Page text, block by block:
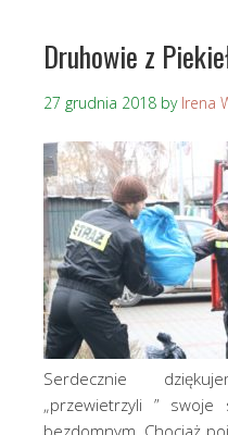
Druhowie z
27 grudnia 2018 by Irena
Serdecznie
„przewietrzyli ”
bezdomnym. Chociaż